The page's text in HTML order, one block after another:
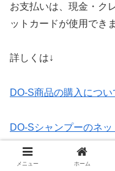
お支払いは、現金・ク
ットカードが使用でき
詳しくは↓
DO-S商品の購入につい
DO-Sシャンプーのネ
ポンプの上げ方と 詰め
メニュー ホーム